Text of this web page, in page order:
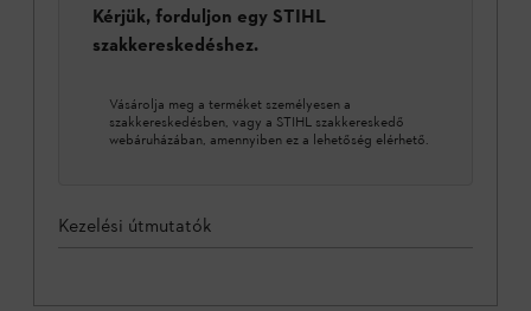
Kérjük, forduljon egy STIHL
szakkereskedéshez.
Vásárolja meg a terméket személyesen a
szakkereskedésben, vagy a STIHL szakkereskedő
webáruházában, amennyiben ez a lehetőség elérhető.
Kezelési útmutatók